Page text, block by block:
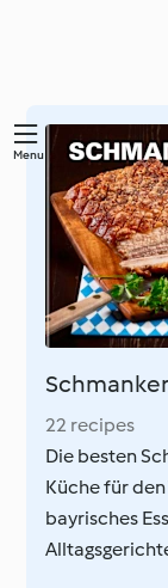
Skip
content
Menu
22 recipes
Die besten
Küche für
bayrisches